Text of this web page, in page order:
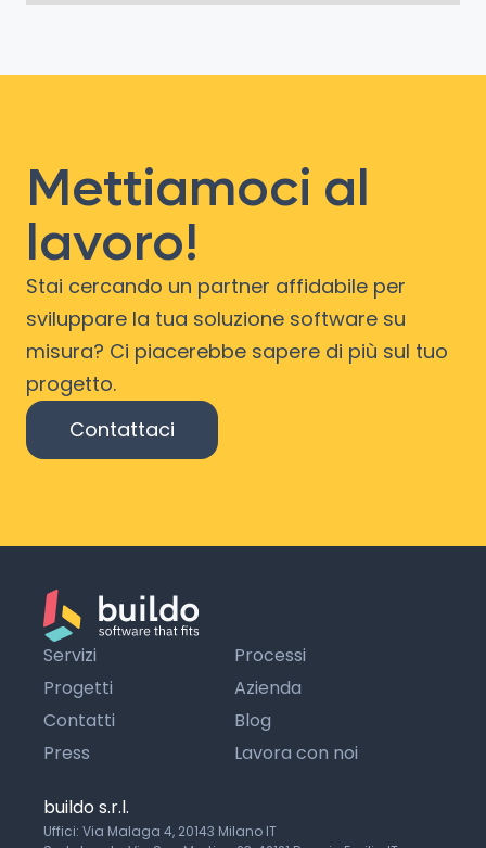
Mettiamoci al
lavoro!
Stai cercando un partner affidabile per
sviluppare la tua soluzione software su
misura? Ci piacerebbe sapere di più sul tuo
progetto.
Contattaci
Servizi
Processi
Progetti
Azienda
Contatti
Blog
Press
Lavora con noi
buildo s.r.l.
Uffici: Via Malaga 4, 20143 Milano IT